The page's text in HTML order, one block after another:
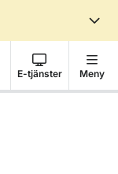
E-tjänster Meny